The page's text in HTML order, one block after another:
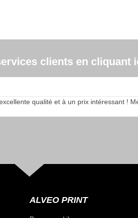
clients en cliquant
qualité et à un prix intéressant !
ALVEO PRINT